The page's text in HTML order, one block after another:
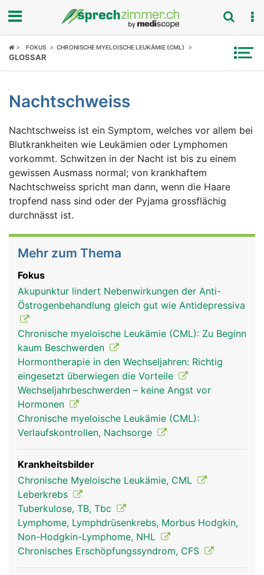
Fokus
Symptome
Untersuchungen
News
Ratgeber
Rubriken
FOKUS CHRONISCHE MYELOISCHE LEUKÄMIE (CML)
GLOSSAR
Nachtschweiss
Nachtschweiss ist ein Symptom, welches vor allem bei
Blutkrankheiten wie Leukämien oder Lymphomen
vorkommt. Schwitzen in der Nacht ist bis zu einem
gewissen Ausmass normal; von krankhaftem
Nachtschweiss spricht man dann, wenn die Haare
tropfend nass sind oder der Pyjama grossflächig
durchnässt ist.
Mehr zum Thema
Fokus
Akupunktur lindert Nebenwirkungen der Anti-
Östrogenbehandlung gleich gut wie Antidepressiva
Chronische myeloische Leukämie (CML): Zu Beginn
kaum Beschwerden
Hormontherapie in den Wechseljahren: Richtig
eingesetzt überwiegen die Vorteile
Wechseljahrbeschwerden – keine Angst vor
Hormonen
Chronische myeloische Leukämie (CML):
Verlaufskontrollen, Nachsorge
Krankheitsbilder
Chronische Myeloische Leukämie, CML
Leberkrebs
Tuberkulose, TB, Tbc
Lymphome, Lymphdrüsenkrebs, Morbus Hodgkin,
Non-Hodgkin-Lymphome, NHL
Chronisches Erschöpfungssyndrom, CFS